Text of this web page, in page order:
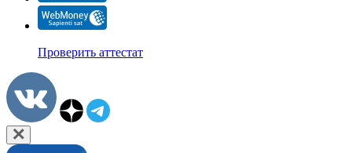
Проверить аттестат